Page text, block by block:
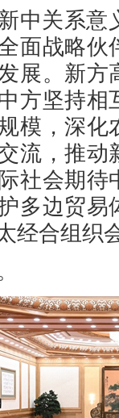
中关系意
面战略
展。新
方坚持
模，深
流，推
社会期
多边贸
经合组织